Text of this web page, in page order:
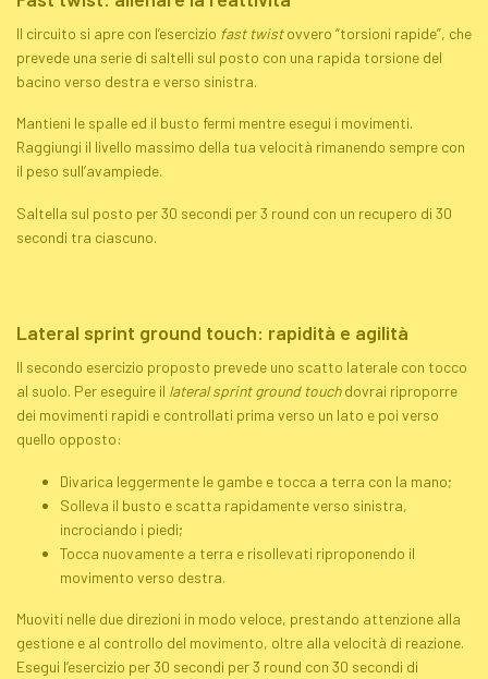
Il circuito si apre con l’esercizio fast twistovvero “torsioni rapide”, che
prevede una serie di saltelli sul posto con una rapida torsione del
bacino verso destra e verso sinistra.
Mantieni le spalle ed il busto fermi mentre esegui i movimenti.
Raggiungi il livello massimo della tua velocità rimanendo sempre con
il peso sull’avampiede.
Saltella sul posto per 30 secondi per 3 round con un recupero di 30
secondi tra ciascuno.
Lateral sprint ground touch: rapidità e agilità
Il secondo esercizio proposto prevede uno scatto laterale con tocco
al suolo. Per eseguire il lateralsprintground touchdovrai riproporre
dei movimenti rapidi e controllati prima verso un lato e poi verso
quello opposto:
Divarica leggermente le gambe e tocca a terra con la mano;
Solleva il busto e scatta rapidamente verso sinistra,
incrociando i piedi;
Tocca nuovamente a terra e risollevati riproponendo il
movimento verso destra.
Muoviti nelle due direzioni in modo veloce, prestando attenzione alla
gestione e al controllo del movimento, oltre alla velocità di reazione.
Esegui l’esercizio per 30 secondi per 3 round con 30 secondi di